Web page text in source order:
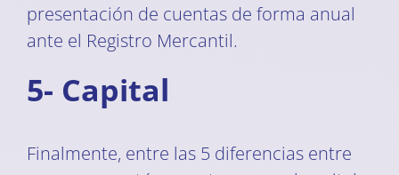
presentación de cuentas de forma anual
ante el Registro Mercantil.
5- Capital
Finalmente, entre las 5 diferencias entre